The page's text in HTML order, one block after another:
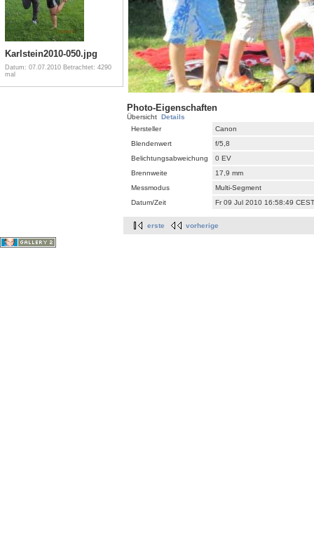
Karlstein2010-050.jpg
Datum: 07.07.2010 Betrachtet: 4290
mal
Photo-Eigenschaften
Übersicht Details
Hersteller
Canon
Blendenwert
f/5,8
Belichtungsabweichung
0 EV
Brennweite
17,9 mm
Messmodus
Multi-Segment
Datum/Zeit
Fr 09 Jul 2010 16:58:49 CEST
erste vorherige